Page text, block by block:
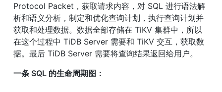
Protocol Packet，获取请求内容，对 SQL 进行语法解
析和语义分析，制定和优化查询计划，执行查询计划并
获取和处理数据。数据全部存储在 TiKV 集群中，所以
在这个过程中 TiDB Server 需要和 TiKV 交互，获取数
据。最后 TiDB Server 需要将查询结果返回给用户。
一条 SQL 的生命周期图：